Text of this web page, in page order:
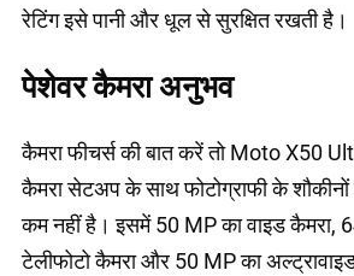
रेटिंग इसे पानी और धूल से सुरक्षित रखती है।
पेशेवर कैमरा अनुभव
कैमरा फीचर्स की बात करें तो Moto X50
कैमरा सेटअप के साथ फोटोग्राफी के
कम नहीं है। इसमें 50 MP का वाइड कैमरा,
टेलीफोटो कैमरा और 50 MP का